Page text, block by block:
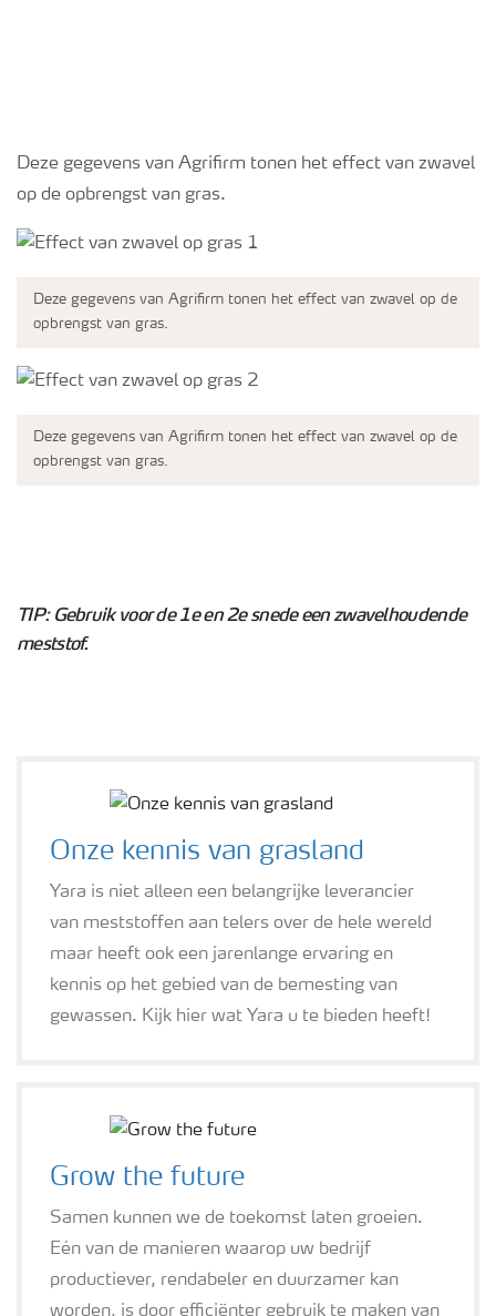
Deze gegevens van Agrifirm tonen het effect van zwavel
op de opbrengst van gras.
Deze gegevens van Agrifirm tonen het effect van zwavel op de
opbrengst van gras.
Deze gegevens van Agrifirm tonen het effect van zwavel op de
opbrengst van gras.
TIP: Gebruik voor de 1e en 2e snede een zwavelhoudende
meststof.
Onze kennis van grasland
Yara is niet alleen een belangrijke leverancier
van meststoffen aan telers over de hele wereld
maar heeft ook een jarenlange ervaring en
kennis op het gebied van de bemesting van
gewassen. Kijk hier wat Yara u te bieden heeft!
Grow the future
Samen kunnen we de toekomst laten groeien.
Eén van de manieren waarop uw bedrijf
productiever, rendabeler en duurzamer kan
worden, is door efficiënter gebruik te maken van